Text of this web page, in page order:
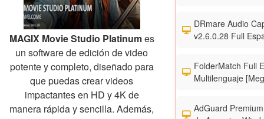
MAGIX Movie Studio Platinumes
un software de edición de video
potente y completo, diseñado para
que puedas crear videos
impactantes en HD y 4K de
manera rápida y sencilla. Además,
DRmare Audio
v2.6.0.28 Full
FolderMatch Full
Multilenguaje
AdGuard